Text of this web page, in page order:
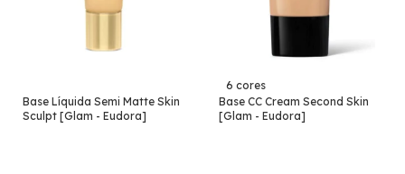
Base Líquida Semi Matte Skin
Sculpt [Glam - Eudora]
6 cores
Base CC Cream Second Skin
[Glam - Eudora]